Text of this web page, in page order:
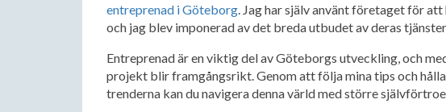
entreprenad i Göteborg. Jag har själv använt företaget för
och jag blev imponerad av det breda utbudet av deras
Entreprenad är en viktig del av Göteborgs utveckling, och
projekt blir framgångsrikt. Genom att följa mina tips och
trenderna kan du navigera denna värld med större